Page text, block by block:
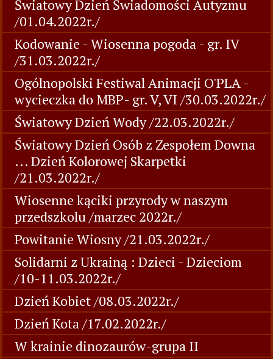
Światowy Dzień Świadomości Autyzmu
/01.04.2022r./
Kodowanie - Wiosenna pogoda - gr. IV
/31.03.2022r./
Ogólnopolski Festiwal Animacji O'PLA -
wycieczka do MBP- gr. V, VI /30.03.2022r./
Światowy Dzień Wody /22.03.2022r./
Światowy Dzień Osób z Zespołem Downa
... Dzień Kolorowej Skarpetki
/21.03.2022r./
Wiosenne kąciki przyrody w naszym
przedszkolu /marzec 2022r./
Powitanie Wiosny /21.03.2022r./
Solidarni z Ukrainą : Dzieci - Dzieciom
/10-11.03.2022r./
Dzień Kobiet /08.03.2022r./
Dzień Kota /17.02.2022r./
W krainie dinozaurów-grupa II